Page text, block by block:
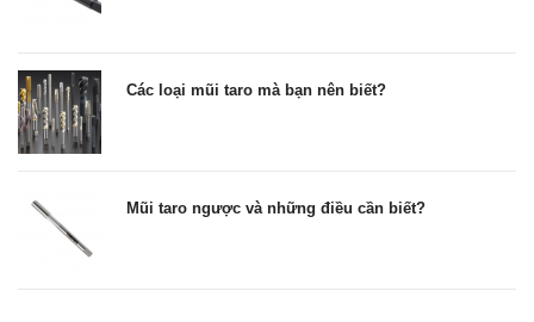
Các loại mũi taro mà bạn nên biết?
Mũi taro ngược và những điều cần biết?